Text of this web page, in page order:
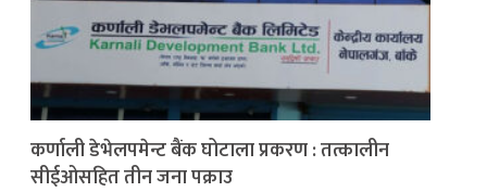
कर्णाली डेभेलपमेन्ट बैंक घोटाला प्रकरण : तत्कालीन
सीईओसहित तीन जना पक्राउ